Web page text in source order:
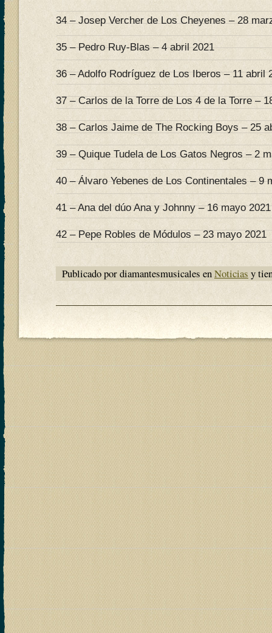
34 – Josep Vercher de Los Cheyenes – 28
35 – Pedro Ruy-Blas – 4 abril 2021
36 – Adolfo Rodríguez de Los Iberos – 11 abril
37 – Carlos de la Torre de Los 4 de la Torre –
38 – Carlos Jaime de The Rocking Boys – 25
39 – Quique Tudela de Los Gatos Negros – 2
40 – Álvaro Yebenes de Los Continentales – 9
41 – Ana del dúo Ana y Johnny – 16 mayo 2021
42 – Pepe Robles de Módulos – 23 mayo 2021
Publicado por diamantesmusicales enNoticias y